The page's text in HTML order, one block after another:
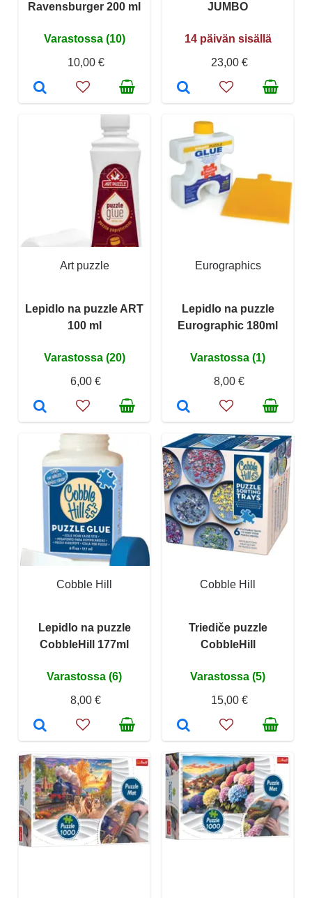
Ravensburger 200 ml
Varastossa (10)
10,00 €
JUMBO
14 päivän sisällä
23,00 €
Art puzzle
Lepidlo na puzzle ART
100 ml
Varastossa (20)
6,00 €
Eurographics
Lepidlo na puzzle
Eurographic 180ml
Varastossa (1)
8,00 €
Cobble Hill
Lepidlo na puzzle
CobbleHill 177ml
Varastossa (6)
8,00 €
Cobble Hill
Triediče puzzle
CobbleHill
Varastossa (5)
15,00 €